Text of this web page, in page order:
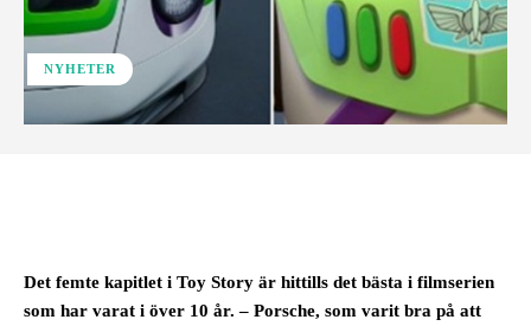
NYHETER
Det femte kapitlet i Toy Story är hittills det bästa i filmserien
som har varat i över 10 år. – Porsche, som varit bra på att